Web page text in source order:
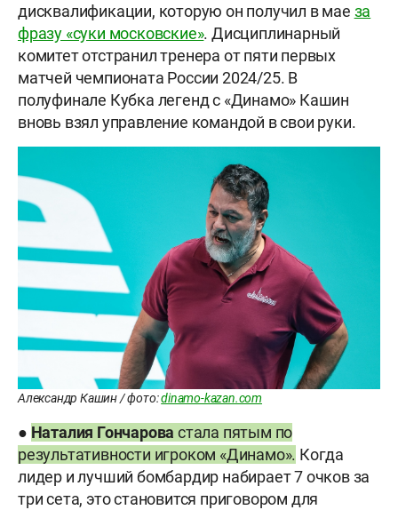
дисквалификации, которую он получил в мае за
фразу «суки московские». Дисциплинарный
комитет отстранил тренера от пяти первых
матчей чемпионата России 2024/25. В
полуфинале Кубка легенд с «Динамо» Кашин
вновь взял управление командой в свои руки.
Александр Кашин / фото:dinamo-kazan.com
● Наталия Гончарова стала пятым по
результативности игроком «Динамо». Когда
лидер и лучший бомбардир набирает 7 очков за
три сета, это становится приговором для